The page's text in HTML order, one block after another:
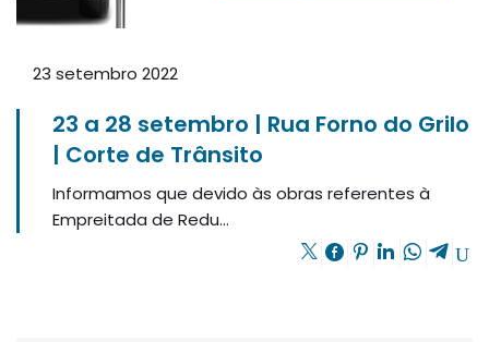
23 setembro 2022
23 a 28 setembro | Rua Forno do Grilo
| Corte de Trânsito
Informamos que devido às obras referentes à
Empreitada de Redu...